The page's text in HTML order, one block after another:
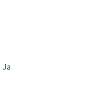
Ja